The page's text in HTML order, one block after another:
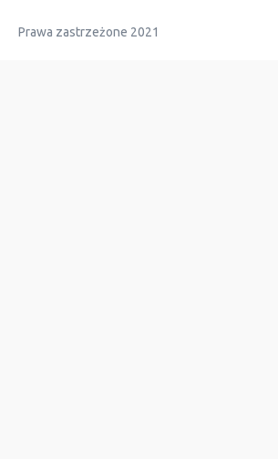
Prawa zastrzeżone 2021